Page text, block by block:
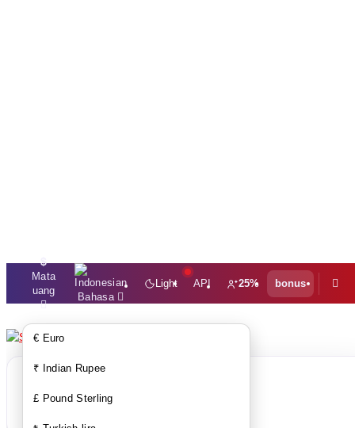
$
Mata
uang
€ Euro
₹ Indian Rupee
£ Pound Sterling
Bahasa
Light API 25% bonus
Sepertinya daftar belanja anda